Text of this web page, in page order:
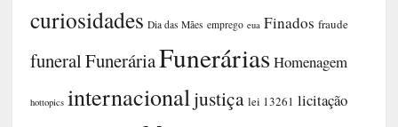
curiosidades Dia das Mães emprego eua Finados fraude
funeralFuneráriaFuneráriasHomenagem
hottopics internacionaljustiça lei 13261 licitação